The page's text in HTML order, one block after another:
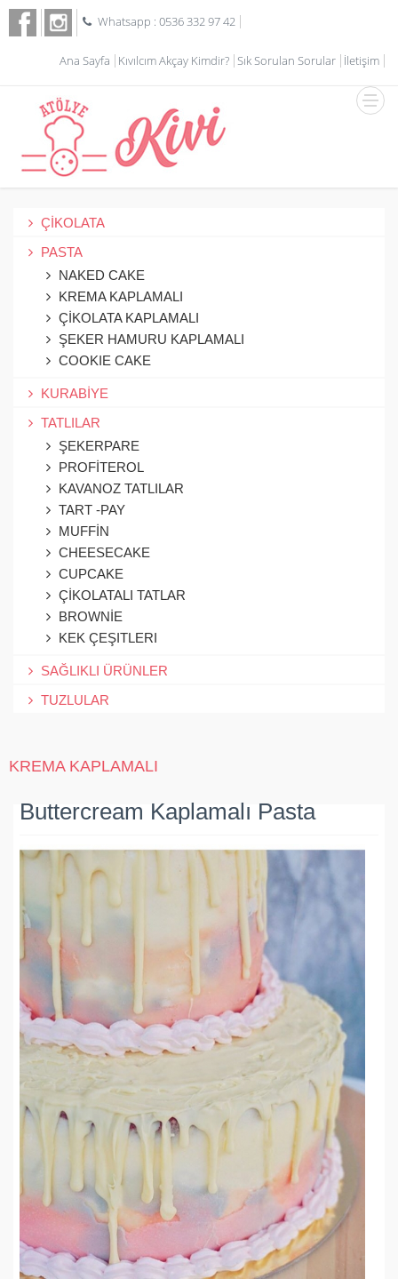
Whatsapp : 0536 332 97 42
Ana Sayfa Kıvılcım Akçay Kimdir? Sık Sorulan Sorular İletişim
ÇİKOLATA
PASTA
NAKED CAKE
KREMA KAPLAMALI
ÇİKOLATA KAPLAMALI
ŞEKER HAMURU KAPLAMALI
COOKIE CAKE
KURABİYE
TATLILAR
ŞEKERPARE
PROFİTEROL
KAVANOZ TATLILAR
TART -PAY
MUFFİN
CHEESECAKE
CUPCAKE
ÇİKOLATALI TATLAR
BROWNİE
KEK ÇEŞITLERI
SAĞLIKLI ÜRÜNLER
TUZLULAR
KREMA KAPLAMALI
Buttercream Kaplamalı Pasta